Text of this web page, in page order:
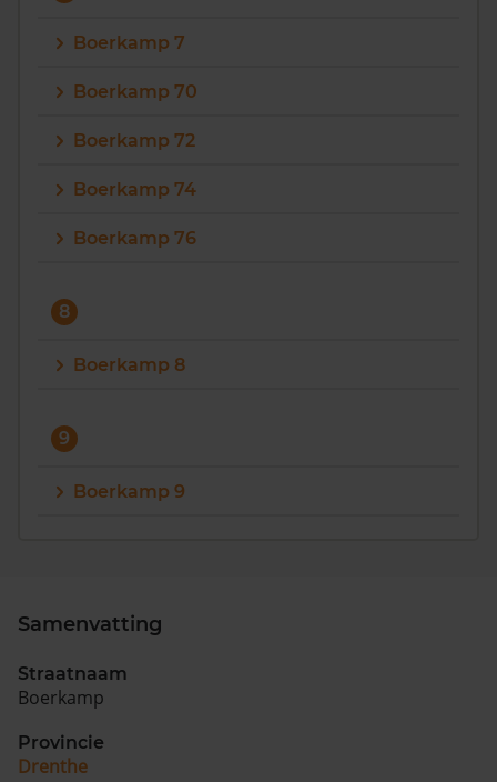
Boerkamp 7
Boerkamp 70
Boerkamp 72
Boerkamp 74
Boerkamp 76
8
Boerkamp 8
9
Boerkamp 9
Samenvatting
Straatnaam
Boerkamp
Provincie
Drenthe